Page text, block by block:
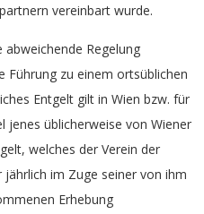
vereinbart wurde.
abweichende Regelung
Führung zu einem ortsüblichen
Entgelt gilt in Wien bzw. für
jenes üblicherweise von Wiener
welches der Verein der
im Zuge seiner von ihm
Erhebung